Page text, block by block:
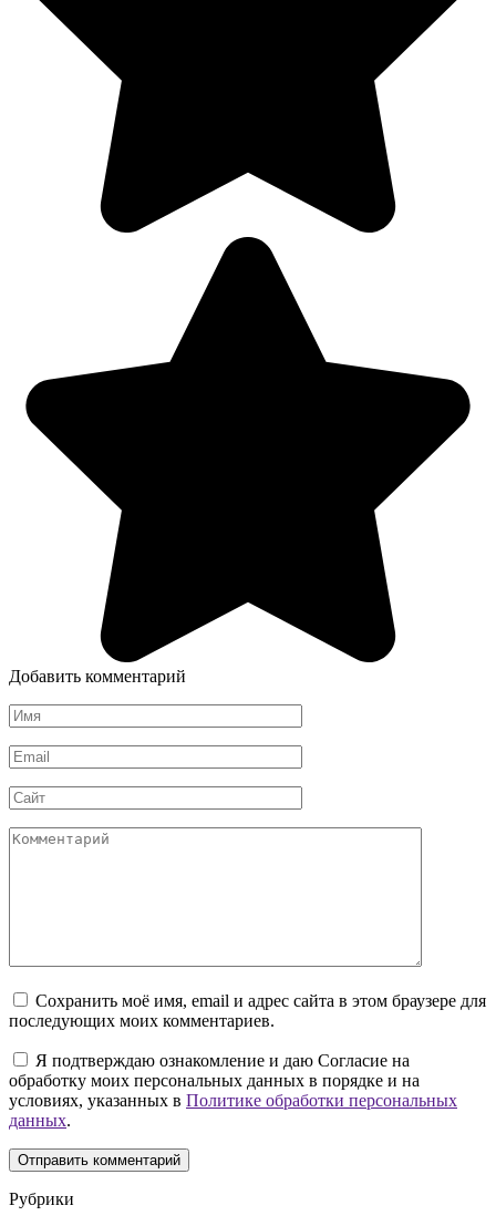
Добавить комментарий
Имя
*
Email
*
Сайт
Комментарий
Сохранить моё имя, email и адрес сайта в этом браузере для
последующих моих комментариев.
Я подтверждаю ознакомление и даю Согласие на
обработку моих персональных данных в порядке и на
условиях, указанных в Политике обработки персональных
данных.
Рубрики